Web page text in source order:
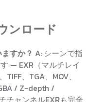
ンロード
すか？ A: シーンで指
— EXR（マルチレイ
、TGA、MOV、
/ Z-depth /
チャンネルEXRも完全